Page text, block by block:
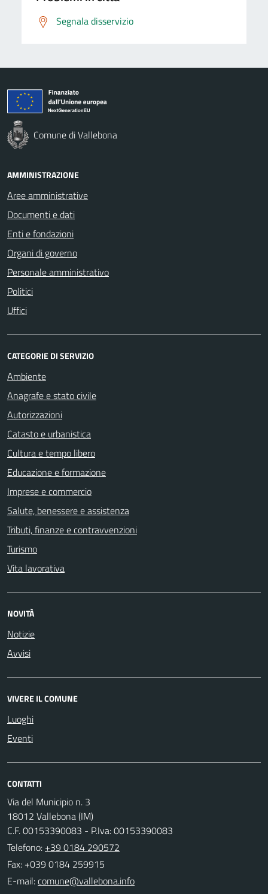
Segnala disservizio
Comune di Vallebona
AMMINISTRAZIONE
Aree amministrative
Documenti e dati
Enti e fondazioni
Organi di governo
Personale amministrativo
Politici
Uffici
CATEGORIE DI SERVIZIO
Ambiente
Anagrafe e stato civile
Autorizzazioni
Catasto e urbanistica
Cultura e tempo libero
Educazione e formazione
Imprese e commercio
Salute, benessere e assistenza
Tributi, finanze e contravvenzioni
Turismo
Vita lavorativa
NOVITÀ
Notizie
Avvisi
VIVERE IL COMUNE
Luoghi
Eventi
CONTATTI
Via del Municipio n. 3
18012 Vallebona (IM)
C.F. 00153390083 - P.Iva: 00153390083
Telefono: +39 0184 290572
Fax: +039 0184 259915
E-mail: